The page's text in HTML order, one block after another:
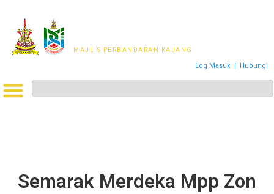
MAJLIS PERBANDARAN KAJANG
Log Masuk | Hubungi
Semarak Merdeka Mpp Zon